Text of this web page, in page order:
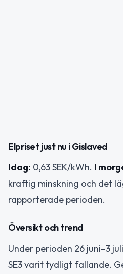
Elpriset just nu i Gislaved
Idag: 0,63 SEK/kWh. I
kraftig minskning och det
rapporterade perioden.
Översikt och trend
Under perioden 26 juni–3
SE3 varit tydligt fallande.